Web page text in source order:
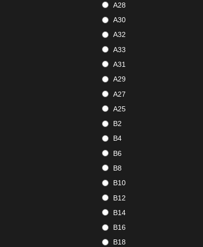
A28
A30
A32
A33
A31
A29
A27
A25
B2
B4
B6
B8
B10
B12
B14
B16
B18